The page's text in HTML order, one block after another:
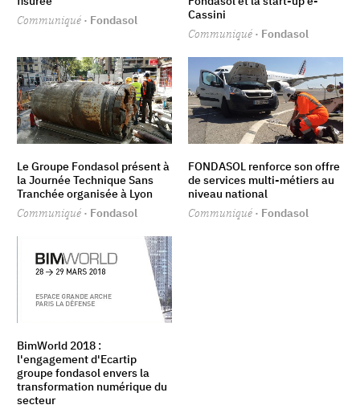
Communiqué · Fondasol
Cassini
Communiqué · Fondasol
Le Groupe Fondasol présent à
la Journée Technique Sans
Tranchée organisée à Lyon
Communiqué · Fondasol
FONDASOL renforce son offre
de services multi-métiers au
niveau national
Communiqué · Fondasol
BimWorld 2018 :
l'engagement d'Ecartip
groupe fondasol envers la
transformation numérique du
secteur